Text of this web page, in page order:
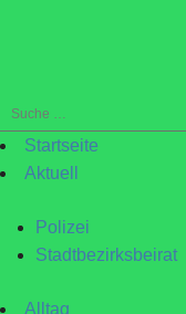
Suche
nach:Startseite
Aktuell
Polizei
Stadtbezirksbeirat
Alltag